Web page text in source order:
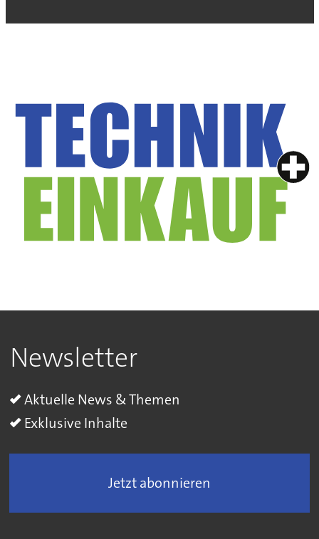
Newsletter
Aktuelle News & Themen
Exklusive Inhalte
Jetzt abonnieren